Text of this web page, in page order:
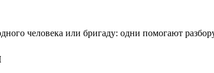
человека или бригаду: одни помогают